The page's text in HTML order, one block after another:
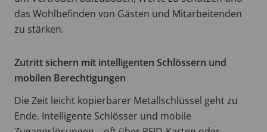
das Wohlbefinden von Gästen und Mitarbeitenden
zu stärken.
Zutritt sichern mit intelligenten Schlössern und
mobilen Berechtigungen
Die Zeit leicht kopierbarer Metallschlüssel geht zu
Ende. Intelligente Schlösser und mobile